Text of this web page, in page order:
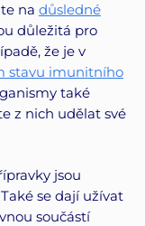
na důsledné
důležitá pro
že je v
stavu imunitního
také
z nich udělat své
jsou
se dají užívat
součástí